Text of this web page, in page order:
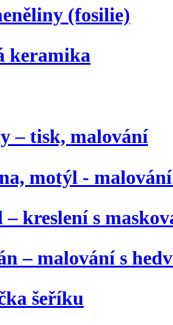
(fosilie)
keramika
– tisk, malování
motýl -
kreslení s
– malování s
šeříku